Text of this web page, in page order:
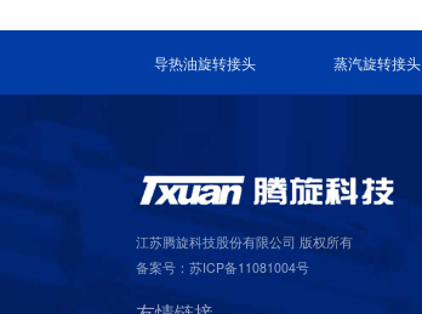
导热油旋转接头 蒸汽旋转接头
江苏腾旋科技股份有限公司 版权所有
备案号：苏ICP备11081004号